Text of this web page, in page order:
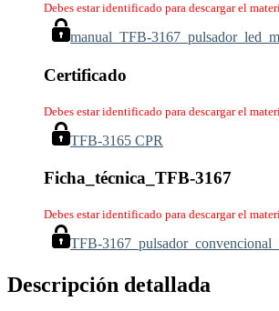
Debes estar identificado para descargar el
manual_TFB-
Certificado
Debes estar identificado para descargar el
TFB-3165 CPR
Ficha_técnica_TFB-3167
Debes estar identificado para descargar el
TFB-
Descripción detallada